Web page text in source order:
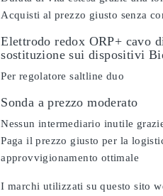
Acquisti al prezzo giusto senza
Elettrodo redox ORP+ cavo
sostituzione sui dispositivi
Per regolatore saltline duo
Sonda a prezzo moderato
Nessun intermediario inutile
Paga il prezzo giusto per la
approvvigionamento ottimale
I marchi utilizzati su questo sito